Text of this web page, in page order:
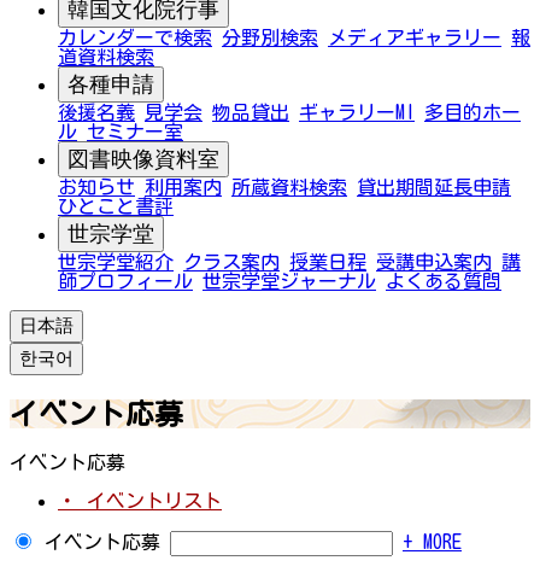
韓国文化院行事
カレンダーで検索 分野別検索 メディアギャラリー 報
道資料検索
各種申請
後援名義 見学会 物品貸出 ギャラリーMI
多目的ホー
ル セミナー室
図書映像資料室
お知らせ 利用案内 所蔵資料検索
貸出期間延長申請
ひとこと書評
世宗学堂
世宗学堂紹介 クラス案内 授業日程 受講申込案内 講
師プロフィール 世宗学堂ジャーナル よくある質問
日本語
한국어
イベント応募
イベント応募
・ イベントリスト
イベント応募 + MORE